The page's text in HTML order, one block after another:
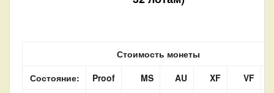
Стоимость монеты
Состояние:
Proof MS AU XF VF